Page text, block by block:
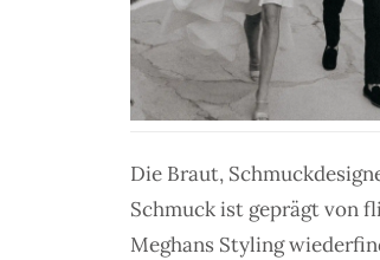
Die Braut,
Schmuck ist geprägt von
Meghans Styling